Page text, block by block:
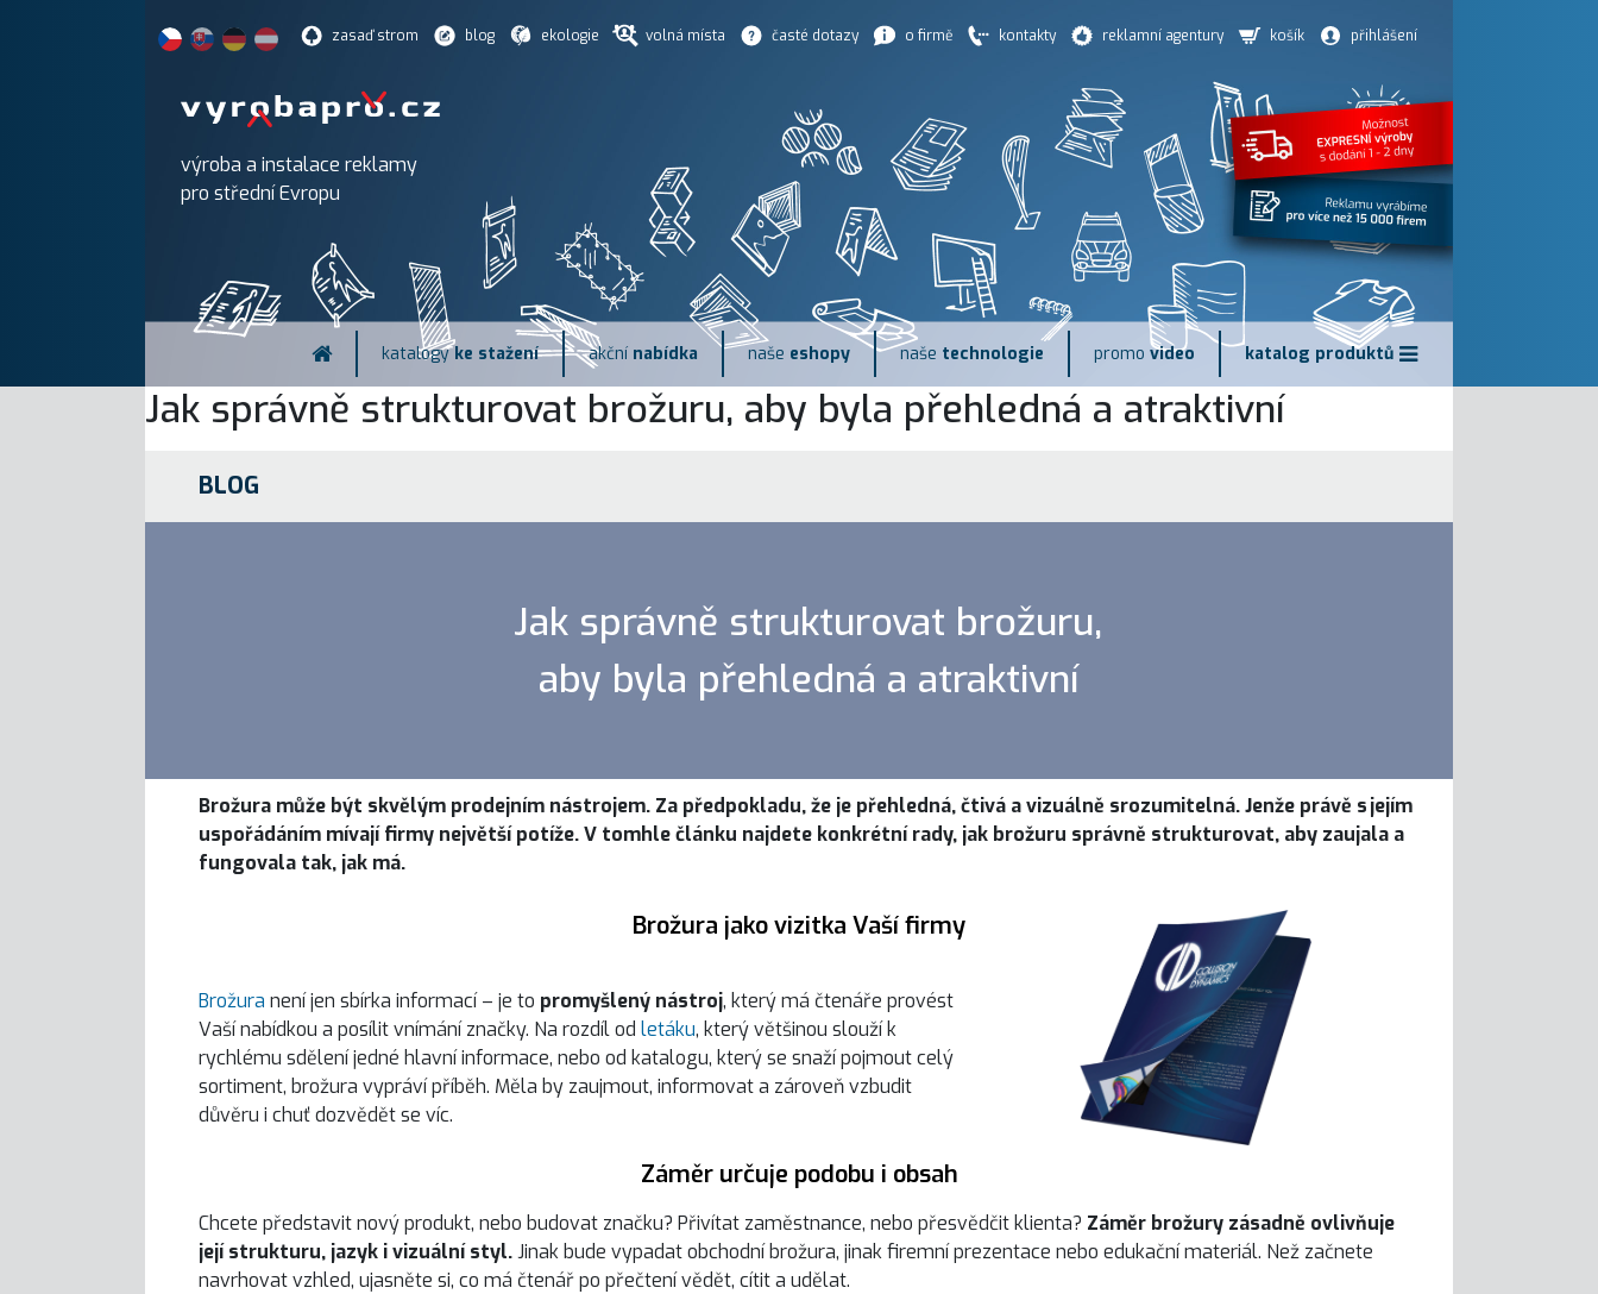
zasaď strom blog ekologie volná místa časté dotazy o firmě kontakty reklamní agentury košík přihlášení
výroba a instalace reklamy
pro střední Evropu
katalogyke stažení akční nabídka naše eshopy naše technologie promo video katalog produktů
Jak správně strukturovat brožuru, aby byla přehledná a atraktivní
BLOG
Jak správně strukturovat brožuru,
aby byla přehledná a atraktivní
Brožura může být skvělým prodejním nástrojem. Za předpokladu, že je přehledná, čtivá a vizuálně srozumitelná. Jenže právě s jejím
uspořádáním mívají firmy největší potíže. V tomhle článku najdete konkrétní rady, jak brožuru správně strukturovat, aby zaujala a
fungovala tak, jak má.
Brožura jako vizitka Vaší firmy
Brožura není jen sbírka informací – je to promyšlený nástroj, který má čtenáře provést
Vaší nabídkou a posílit vnímání značky. Na rozdíl od letáku, který většinou slouží k
rychlému sdělení jedné hlavní informace, nebo od katalogu, který se snaží pojmout celý
sortiment, brožura vypráví příběh. Měla by zaujmout, informovat a zároveň vzbudit
důvěru i chuť dozvědět se víc.
Záměr určuje podobu i obsah
Chcete představit nový produkt, nebo budovat značku? Přivítat zaměstnance, nebo přesvědčit klienta? Záměr brožury zásadně ovlivňuje
její strukturu, jazyk i vizuální styl.Jinak bude vypadat obchodní brožura, jinak firemní prezentace nebo edukační materiál. Než začnete
navrhovat vzhled, ujasněte si, co má čtenář po přečtení vědět, cítit a udělat.